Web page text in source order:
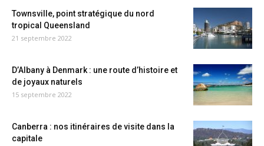
Townsville, point stratégique du nord
tropical Queensland
21 septembre 2022
D’Albany à Denmark : une route d’histoire et
de joyaux naturels
15 septembre 2022
Canberra : nos itinéraires de visite dans la
capitale